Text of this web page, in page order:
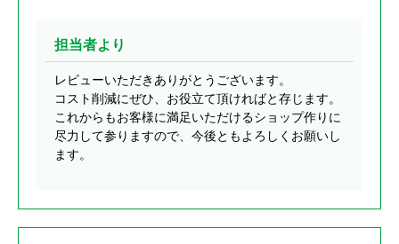
担当者より
レビューいただきありがとうございます。
コスト削減にぜひ、お役立て頂ければと存じます。
これからもお客様に満足いただけるショップ作りに
尽力して参りますので、今後ともよろしくお願いし
ます。